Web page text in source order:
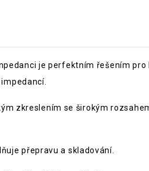
je perfektním řešením
zkreslením se širokým
přepravu a skladování.